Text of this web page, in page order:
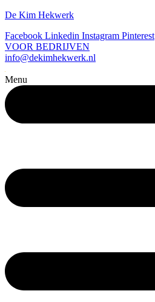
De Kim Hekwerk
Facebook Linkedin Instagram Pinterest
VOOR BEDRIJVEN
info@dekimhekwerk.nl
Menu